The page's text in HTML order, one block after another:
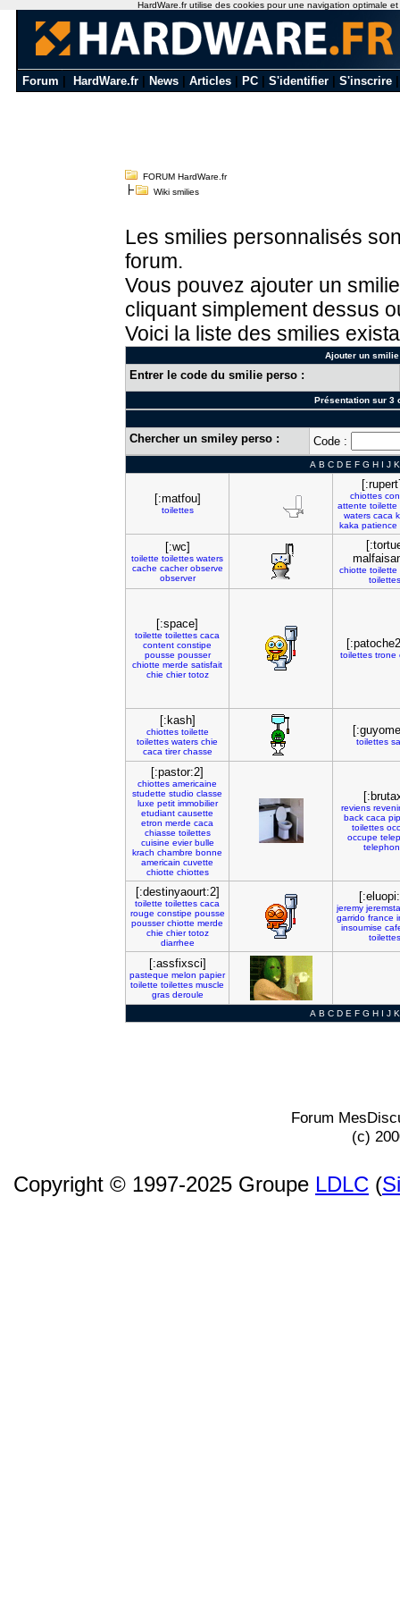
Forum HardWare.fr News Articles PC S'identifier S'inscrire
FORUM HardWare.fr
Wiki smilies
Les smilies personnalisés
forum.
Vous pouvez ajouter un
cliquant simplement dessus
Voici la liste des smilies
Ajouter un
Entrer le code du smilie perso :
Présentation sur 3
Chercher un smiley perso : Code :
A B C D E F G H I J K
[:matfou]
toilettes
chiottes
attente toilette
waters caca
kaka patience
[:wc]
toilette toilettes waters
cache cacher observe
observer
chiotte toilette
toilettes
[:space]
toilette toilettes caca
content constipe
pousse pousser
chiotte merde satisfait
chie chier totoz
toilettes trone
[:kash]
chiottes toilette
toilettes waters chie
caca tirer chasse
toilettes
[:pastor:2]
chiottes americaine
studette studio classe
luxe petit immobilier
etudiant causette
etron merde caca
chiasse toilettes
cuisine evier bulle
krach chambre bonne
americain cuvette
chiotte chiottes
reviens revenir
back caca
toilettes
occupe
[:destinyaourt:2]
toilette toilettes caca
rouge constipe pousse
pousser chiotte merde
chie chier totoz
diarrhee
jeremy
garrido france
insoumise
toilettes
[:assfixsci]
pasteque melon papier
toilette toilettes muscle
gras deroule
A B C D E F G H I J K
Forum
(c)
Copyright © 1997-2025 Groupe LDLC (
HardWare.fr utilise des cookies pour une navigation optimale